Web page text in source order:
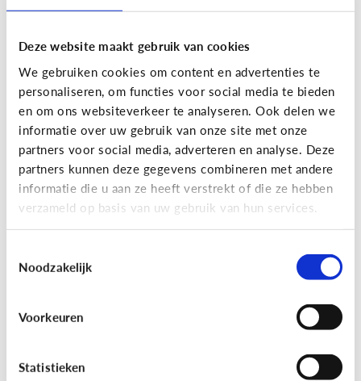
Deze website maakt gebruik van cookies
We gebruiken cookies om content en advertenties te
personaliseren, om functies voor social media te bieden
en om ons websiteverkeer te analyseren. Ook delen we
informatie over uw gebruik van onze site met onze
partners voor social media, adverteren en analyse. Deze
partners kunnen deze gegevens combineren met andere
informatie die u aan ze heeft verstrekt of die ze hebben
verzameld op basis van uw gebruik van hun services.
Noodzakelijk
Voorkeuren
Statistieken
Nieuws en informatie
7 tips om met je kind te praten
over nieuws